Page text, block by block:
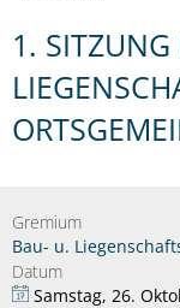
1.
Gremium
Bau- u.
Datum
Samstag, 26.